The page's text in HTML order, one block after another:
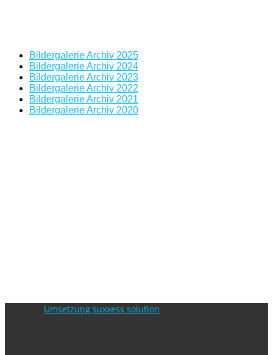
Bildergalerie Archiv 2025
Bildergalerie Archiv 2024
Bildergalerie Archiv 2023
Bildergalerie Archiv 2022
Bildergalerie Archiv 2021
Bildergalerie Archiv 2020
Umsetzung suxxess solution